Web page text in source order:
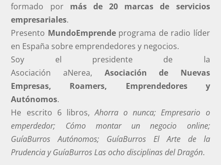
formado por más de 20 marcas de servicios
empresariales.
Presento MundoEmprendeprograma de radio líder
en España sobre emprendedores y negocios.
Soy el presidente de la
Asociación aNerea, Asociación de Nuevas
Empresas, Roamers, Emprendedores y
Autónomos.
He escrito 6 libros,Ahorra o nunca; Empresario o
emperdedor; Cómo montar un negocio online;
GuíaBurros Autónomos; GuíaBurros El Arte de la
Prudencia y GuíaBurros Las ocho disciplinas del Dragón.